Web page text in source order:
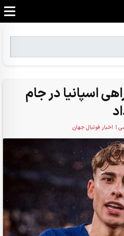
اسپانیا در جام
| اخبار فوتبال جهان